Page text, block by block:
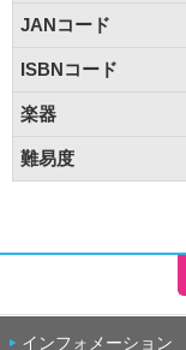
JANコード
ISBNコード
楽器
難易度
インフォメーション